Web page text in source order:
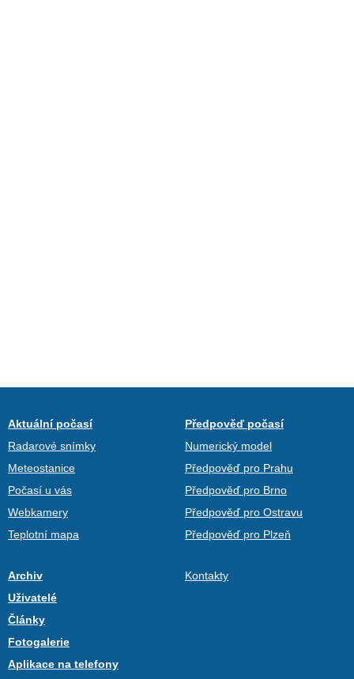
Aktuální počasí
Radarové snímky
Meteostanice
Počasí u vás
Webkamery
Teplotní mapa
Předpověď počasí
Numerický model
Předpověď pro Prahu
Předpověď pro Brno
Předpověď pro Ostravu
Předpověď pro Plzeň
Archiv
Uživatelé
Články
Fotogalerie
Aplikace na telefony
Kontakty